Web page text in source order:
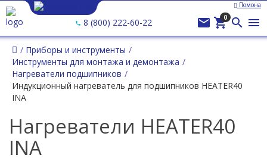
Помона
8 (800) 222-60-22  
0  
Приборы и инструменты
Инструменты для монтажа и демонтажа
Нагреватели подшипников
Индукционный нагреватель для подшипников HEATER40
INA
Нагреватели HEATER40
INA